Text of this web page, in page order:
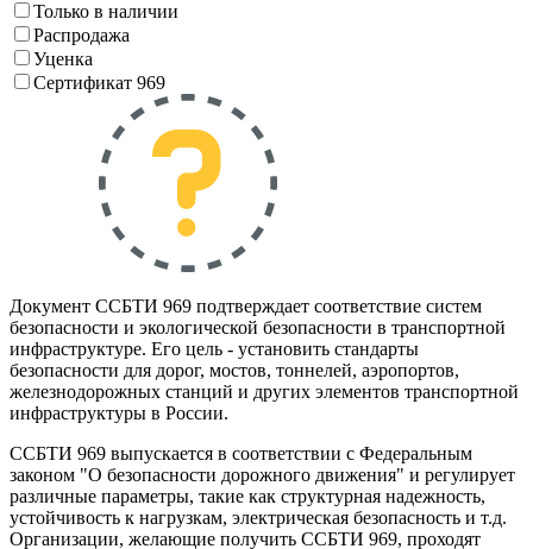
Только в наличии
Распродажа
Уценка
Сертификат 969
Документ ССБТИ 969 подтверждает соответствие систем
безопасности и экологической безопасности в транспортной
инфраструктуре. Его цель - установить стандарты
безопасности для дорог, мостов, тоннелей, аэропортов,
железнодорожных станций и других элементов транспортной
инфраструктуры в России.
ССБТИ 969 выпускается в соответствии с Федеральным
законом "О безопасности дорожного движения" и регулирует
различные параметры, такие как структурная надежность,
устойчивость к нагрузкам, электрическая безопасность и т.д.
Организации, желающие получить ССБТИ 969, проходят